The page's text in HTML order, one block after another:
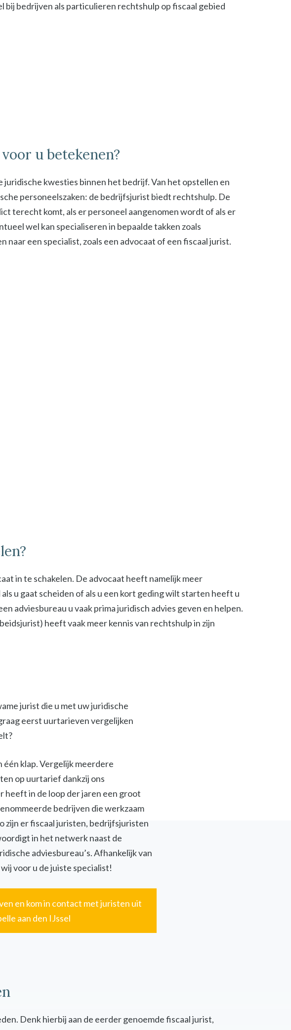
bij bedrijven als particulieren rechtshulp op fiscaal gebied
u betekenen?
kwesties binnen het bedrijf. Van het opstellen en
personeelszaken: de bedrijfsjurist biedt rechtshulp. De
terecht komt, als er personeel aangenomen wordt of als er
wel kan specialiseren in bepaalde takken zoals
een specialist, zoals een advocaat of een fiscaal jurist.
in te schakelen. De advocaat heeft namelijk meer
u gaat scheiden of als u een kort geding wilt starten heeft u
adviesbureau u vaak prima juridisch advies geven en helpen.
heeft vaak meer kennis van rechtshulp in zijn
jurist die u met uw juridische
eerst uurtarieven vergelijken
één klap. Vergelijk meerdere
op uurtarief dankzij ons
in de loop der jaren een groot
bedrijven die werkzaam
zijn er fiscaal juristen, bedrijfsjuristen
in het netwerk naast de
adviesbureau’s. Afhankelijk van
voor u de juiste specialist!
en kom in contact met juristen uit
aan den IJssel
Denk hierbij aan de eerder genoemde fiscaal jurist,